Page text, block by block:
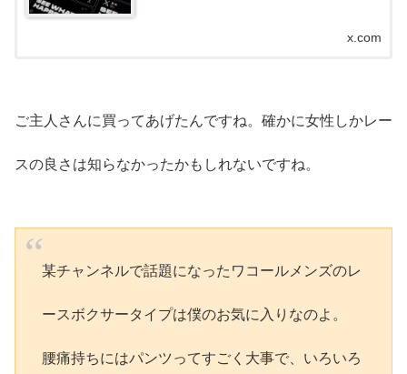
x.com
ご主人さんに買ってあげたんですね。確かに女性しかレー
スの良さは知らなかったかもしれないですね。
某チャンネルで話題になったワコールメンズのレ
ースボクサータイプは僕のお気に入りなのよ。
腰痛持ちにはパンツってすごく大事で、いろいろ